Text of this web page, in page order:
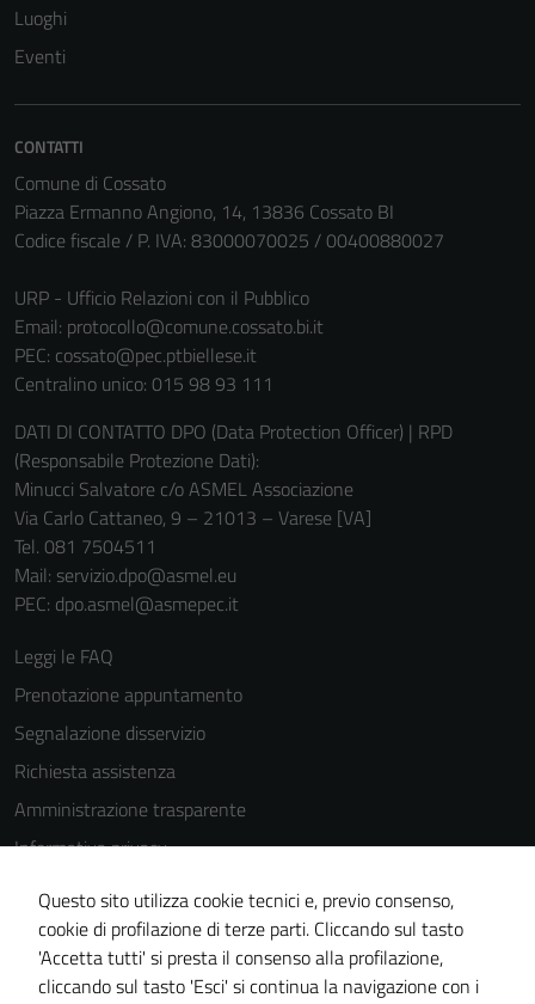
Luoghi
Eventi
CONTATTI
Comune di Cossato
Piazza Ermanno Angiono, 14, 13836 Cossato BI
Codice fiscale / P. IVA: 83000070025 / 00400880027
URP - Ufficio Relazioni con il Pubblico
Email: protocollo@comune.cossato.bi.it
PEC: cossato@pec.ptbiellese.it
Centralino unico: 015 98 93 111
DATI DI CONTATTO DPO (Data Protection Officer) | RPD
(Responsabile Protezione Dati):
Minucci Salvatore c/o ASMEL Associazione
Via Carlo Cattaneo, 9 – 21013 – Varese [VA]
Tel. 081 7504511
Mail: servizio.dpo@asmel.eu
PEC: dpo.asmel@asmepec.it
Leggi le FAQ
Prenotazione appuntamento
Segnalazione disservizio
Richiesta assistenza
Amministrazione trasparente
Informativa privacy
Note legali
Dichiarazione di accessibilità
Questo sito utilizza cookie tecnici e, previo consenso,
cookie di profilazione di terze parti. Cliccando sul tasto
'Accetta tutti' si presta il consenso alla profilazione,
cliccando sul tasto 'Esci' si continua la navigazione con i